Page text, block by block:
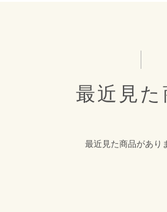
最近見た
最近見た商品があり